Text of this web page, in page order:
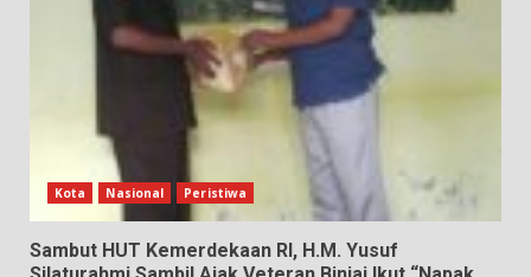
Kota Nasional Peristiwa
Sambut HUT Kemerdekaan RI, H.M. Yusuf